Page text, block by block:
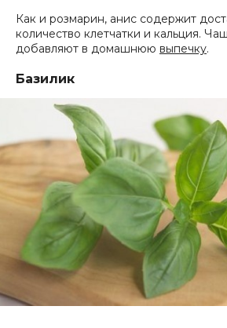
Как и розмарин, анис содержит
количество клетчатки и кальция.
добавляют в домашнюю выпечку.
Базилик